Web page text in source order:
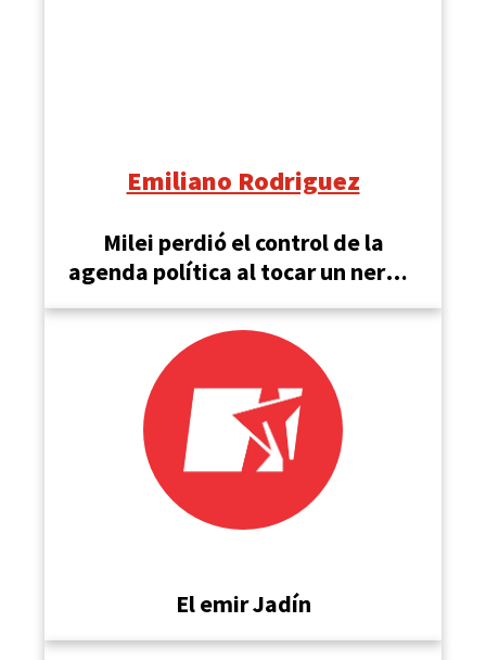
Emiliano Rodriguez
Milei perdió el control de la
agenda política al tocar un nervio
sensible: la educación pública
superior
El emir Jadín